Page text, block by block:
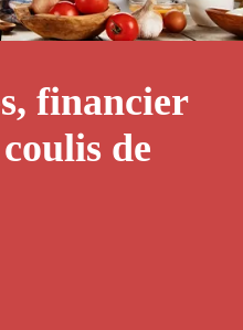
financier
de